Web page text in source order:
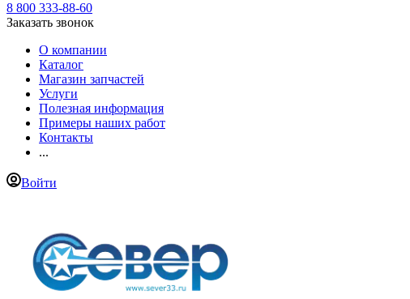
8 800 333-88-60
Заказать звонок
О компании
Каталог
Магазин запчастей
Услуги
Полезная информация
Примеры наших работ
Контакты
...
Войти